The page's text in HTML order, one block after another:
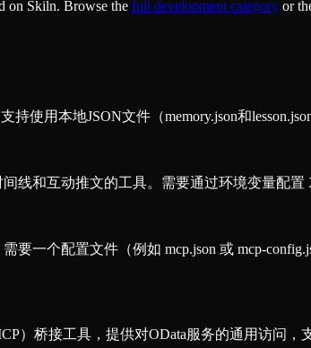
on Skiln. Browse the full developmentcategory or
持使用本地JSON文件（memory.json和
线和互动推文的工具。需要通过环境变量配置
要一个配置文件（例如 mcp.json 或 mcp-
）桥接工具，提供对OData服务的通用访问